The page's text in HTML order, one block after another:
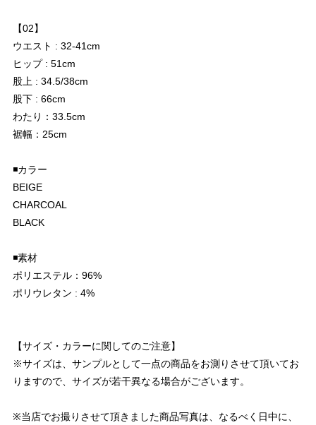
【02】
ウエスト : 32-41cm
ヒップ : 51cm
股上 : 34.5/38cm
股下 : 66cm
わたり：33.5cm
裾幅：25cm
◾️カラー
BEIGE
CHARCOAL
BLACK
◾️素材
ポリエステル：96%
ポリウレタン : 4%
【サイズ・カラーに関してのご注意】
※サイズは、サンプルとして一点の商品をお測りさせて頂いてお
りますので、サイズが若干異なる場合がございます。
※当店でお撮りさせて頂きました商品写真は、なるべく日中に、